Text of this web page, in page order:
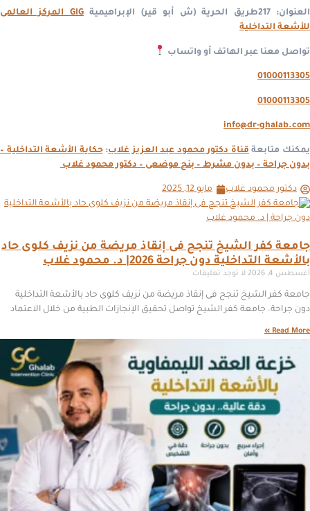
العنوان: 217طريق الحرية (ش أبو قير) الإبراهيمية
GIG المركز العالمى
للأشعة التداخلية
تواصل معنا عبر الهاتف أو واتساب
01000113305
01000113305
info@dr-ghalab.com
يمكنك متابعة قناة دكتور محمود عبد العزيز غلاب:حكاية الأشعة التداخلية –
بدون جراحة – بدون مشرط – بنج موضعى – دكتور محمود غلاب
دكتور محمود غلاب مايو 12, 2025
جامعة كفر الشيخ تنجح فى إنقاذ مريضة من نزيف كلوى حاد
بالأشعة التداخلية دون جراحة 2026| د. محمود غلاب
أغسطس 4, 2026 لا توجد تعليقات
جامعة كفر الشيخ تنجح فى إنقاذ مريضة من نزيف كلوى حاد بالأشعة التداخلية
دون جراحة. جامعة كفر الشيخ تواصل تحقيق الإنجازات الطبية من خلال الاعتماد
Read More »